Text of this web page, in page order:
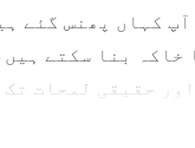
کہاں پھنس گئے
خاکہ بنا سکتے
حقیقی لمحات تک